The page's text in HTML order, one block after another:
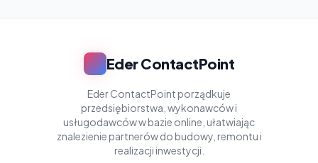
Eder ContactPoint
Eder ContactPoint porządkuje
przedsiębiorstwa, wykonawców i
usługodawców w bazie online, ułatwiając
znalezienie partnerów do budowy, remontu i
realizacji inwestycji.